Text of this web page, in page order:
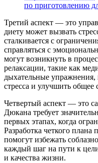
по приготовлению
Третий аспект — это
диету может вызвать
сталкивается с
справляться с
могут возникнуть в
релаксации, такие как
дыхательные упражнения,
стресса и улучшить общее
Четвертый аспект — это
Дюкана требует
первых этапах, когда
Разработка четкого
помогут избежать
каждый шаг на пути к
и качества жизни.